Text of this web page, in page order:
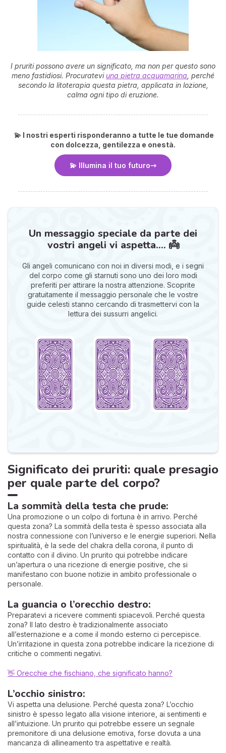
I pruriti possono avere un significato, ma non per questo sono
meno fastidiosi. Procuratevi una pietra acquamarina perché
secondo la litoterapia questa pietra, applicata in lozione,
calma ogni tipo di eruzione.
💫 I nostri esperti risponderanno a tutte le tue domande
con dolcezza, gentilezza e onestà.
💫 Illumina il tuo futuro
Un messaggio speciale da parte dei
vostri angeli vi aspetta.... 👼
Gli angeli comunicano con noi in diversi modi, e i segni
del corpo come gli starnuti sono uno dei loro modi
preferiti per attirare la nostra attenzione. Scoprite
gratuitamente il messaggio personale che le vostre
guide celesti stanno cercando di trasmettervi con la
lettura dei sussurri angelici.
Significato dei pruriti: quale presagio
per quale parte del corpo?
La sommità della testa che prude:
Una promozione o un colpo di fortuna è in arrivo. Perché
questa zona? La sommità della testa è spesso associata alla
nostra connessione con l’universo e le energie superiori. Nella
spiritualità, è la sede del chakra della corona, il punto di
contatto con il divino. Un prurito qui potrebbe indicare
un’apertura o una ricezione di energie positive, che si
manifestano con buone notizie in ambito professionale o
personale.
La guancia o l’orecchio destro:
Preparatevi a ricevere commenti spiacevoli. Perché questa
zona? Il lato destro è tradizionalmente associato
all’esternazione e a come il mondo esterno ci percepisce.
Un’irritazione in questa zona potrebbe indicare la ricezione di
critiche o commenti negativi.
👋 Orecchie che fischiano, che significato hanno?
L’occhio sinistro:
Vi aspetta una delusione. Perché questa zona? L’occhio
sinistro è spesso legato alla visione interiore, ai sentimenti e
all’intuizione. Un prurito qui potrebbe essere un segnale
premonitore di una delusione emotiva, forse dovuta a una
mancanza di allineamento tra aspettative e realtà.